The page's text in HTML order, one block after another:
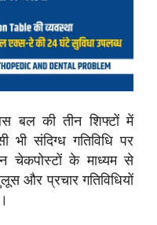
बल की तीन शिफ्टों में
भी संदिग्ध गतिविधि पर
चेकपोस्टों के माध्यम से
और प्रचार गतिविधियों